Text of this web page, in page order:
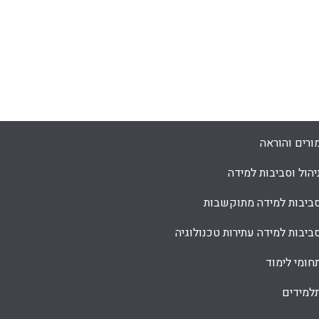
והוראה
וסביבות למידה
למידה מתוקשבות
למידה עתירות טכנולוגיה
לימוד